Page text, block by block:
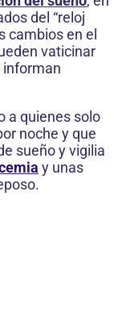
del “reloj
cambios en el
vaticinar
informan
a quienes solo
noche y que
sueño y vigilia
y unas